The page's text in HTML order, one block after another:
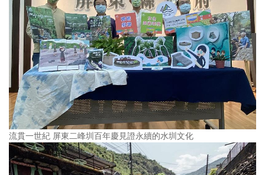
流貫一世紀 屏東二峰圳百年慶見證永續的水圳文化